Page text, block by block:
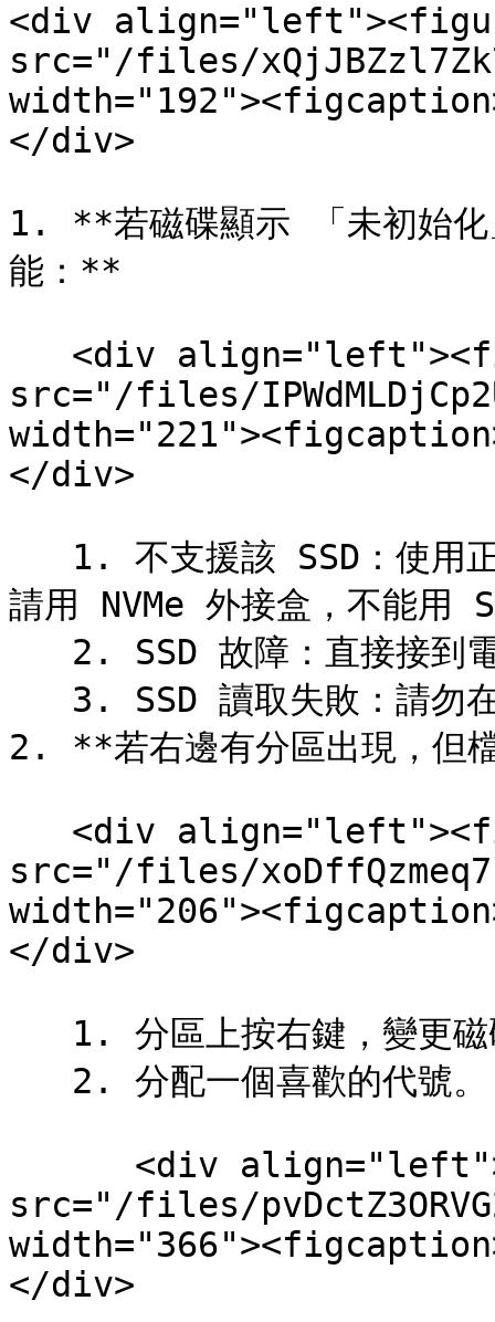
<div
src="/files/
</div>
1. **若磁碟顯示 「未初始化
能：**
src="/files/
</div>
請用 NVMe 外接盒，不能用
2. **若右邊有分區出現，但
src="/files/
</div>
src="/files/
</div>